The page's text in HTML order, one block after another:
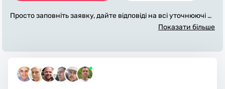
Просто заповніть заявку, дайте відповіді на всі уточнюючі за
питання по «ремонт сифона». Ми зв'яжемося з вами протяг
и. Виконавці стежать за чистотою та прибирають робоче мі
сце.
Показати більше